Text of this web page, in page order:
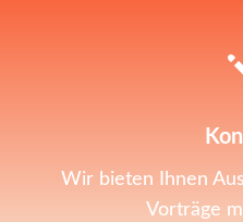
Wir bieten Ihnen
Vorträge